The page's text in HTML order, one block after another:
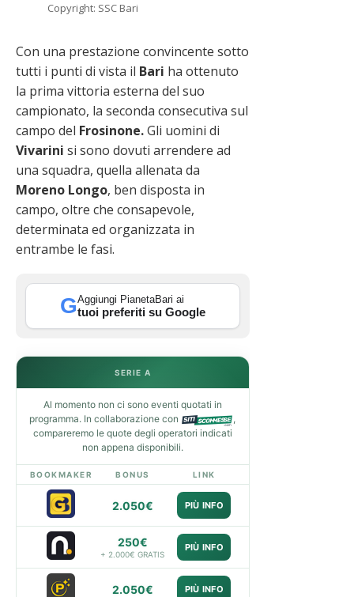
Copyright: SSC Bari
Con una prestazione convincente sotto
tutti i punti di vista il Bari ha ottenuto
la prima vittoria esterna del suo
campionato, la seconda consecutiva sul
campo del Frosinone.Gli uomini di
Vivarini si sono dovuti arrendere ad
una squadra, quella allenata da
Moreno Longo, ben disposta in
campo, oltre che consapevole,
determinata ed organizzata in
entrambe le fasi.
GAggiungi PianetaBari ai
tuoi preferiti su Google
SERIE A
Al momento non ci sono eventi quotati in
programma. In collaborazione con
,
compareremo le quote degli operatori indicati
non appena disponibili.
BOOKMAKER BONUS LINK
2.050€ PIÙ INFO
250€
+ 2.000€ GRATIS
PIÙ INFO
2.050€ PIÙ INFO